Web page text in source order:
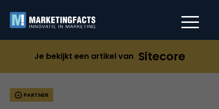
Je bekijkt een artikel van Sitecore
PARTNER